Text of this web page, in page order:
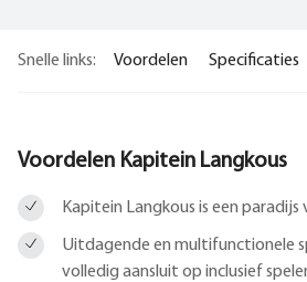
Snelle links: Voordelen Specificaties
Voordelen Kapitein Langkous
Kapitein Langkous is een paradijs
Uitdagende en multifunctionele
volledig aansluit op inclusief